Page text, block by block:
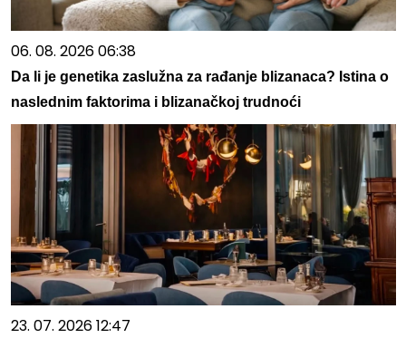
06. 08. 2026 06:38
Da li je genetika zaslužna za rađanje blizanaca? Istina o
naslednim faktorima i blizanačkoj trudnoći
23. 07. 2026 12:47